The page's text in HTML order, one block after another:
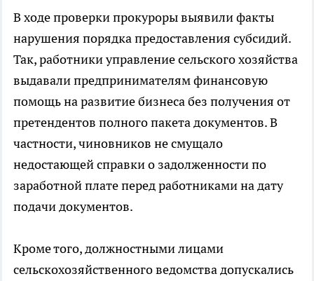
В ходе проверки прокуроры выявили факты
нарушения порядка предоставления субсидий.
Так, работники управление сельского хозяйства
выдавали предпринимателям финансовую
помощь на развитие бизнеса без получения от
претендентов полного пакета документов. В
частности, чиновников не смущало
недостающей справки о задолженности по
заработной плате перед работниками на дату
подачи документов.
Кроме того, должностными лицами
сельскохозяйственного ведомства допускались